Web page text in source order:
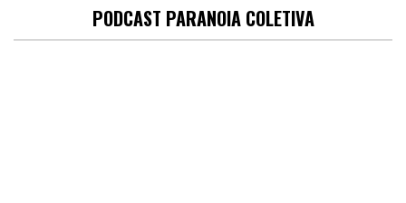
PODCAST PARANOIA COLETIVA